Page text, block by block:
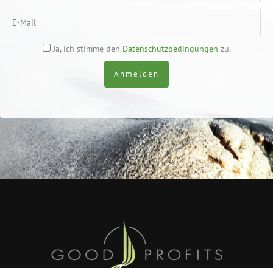
E-Mail
Ja, ich stimme den Datenschutzbedingungen zu.
Anmelden